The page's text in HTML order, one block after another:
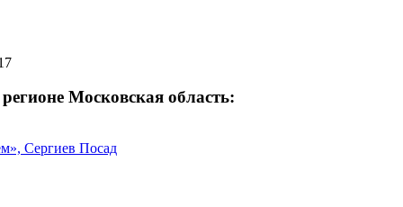
Московская область:
Сергиев Посад